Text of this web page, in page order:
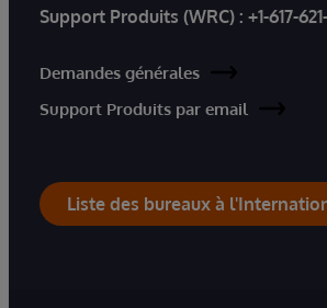
Support Produits (WRC) : +1-617-
Demandes générales
Support Produits par email
Liste des bureaux à